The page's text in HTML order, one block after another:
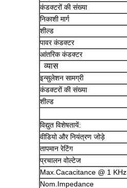
कंडक्टरों की संख्या
निकाशी मार्ग
शील्ड
पावर कंडक्टर
आंतरिक कंडक्टर
व्यास
इन्सुलेशन सामग्री
कंडक्टरों की संख्या
शील्ड
विद्युत विशेषतायें:
वीडियो और नियंत्रण जोड़े
तापमान रेटिंग
प्रचालन वोल्टेज
Max.Cacacitance @ 1 KHz
Nom.Impedance